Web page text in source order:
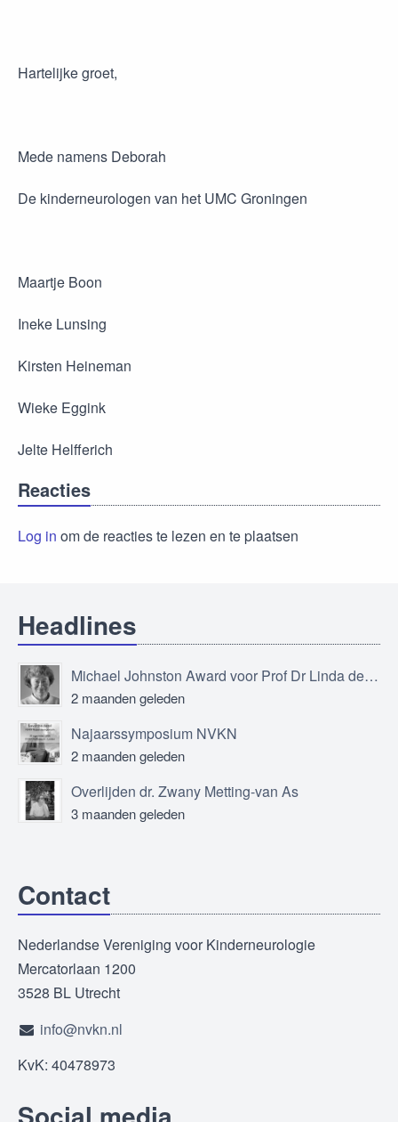
Hartelijke groet,
Mede namens Deborah
De kinderneurologen van het UMC Groningen
Maartje Boon
Ineke Lunsing
Kirsten Heineman
Wieke Eggink
Jelte Helfferich
Reacties
Log in om de reacties te lezen en te plaatsen
Headlines
Michael Johnston Award voor Prof Dr Linda de Vries
2 maanden geleden
Najaarssymposium NVKN
2 maanden geleden
Overlijden dr. Zwany Metting-van As
3 maanden geleden
Contact
Nederlandse Vereniging voor Kinderneurologie
Mercatorlaan 1200
3528 BL Utrecht
info@nvkn.nl
KvK: 40478973